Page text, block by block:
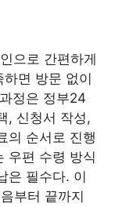
으로 간편하게
면 방문 없이
정은 정부24
, 신청서 작성,
의 순서로 진행
우편 수령 방식
은 필수다. 이
부터 끝까지